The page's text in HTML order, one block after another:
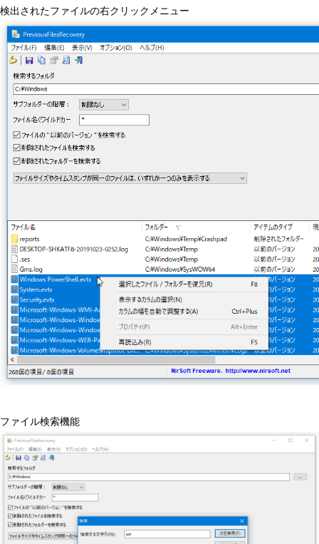
検出されたファイルの右クリックメニュー
ファイル検索機能